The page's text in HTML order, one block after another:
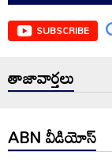
SUBSCRIBE
తాజావార్తలు
ABN వీడియోస్